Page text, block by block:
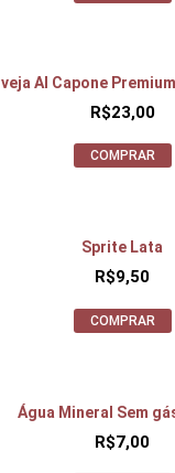
Al Capone
R$23,00
COMPRAR
Sprite Lata
R$9,50
COMPRAR
Água Mineral Sem
R$7,00